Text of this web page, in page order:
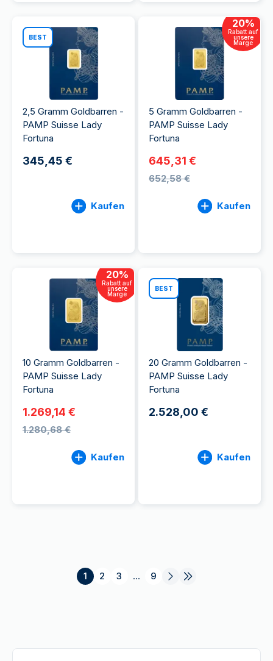
BEST
2,5 Gramm Goldbarren -
PAMP Suisse Lady
Fortuna
345,45 €
Kaufen
20%
Rabatt auf
unsere
Marge
5 Gramm Goldbarren -
PAMP Suisse Lady
Fortuna
645,31 €
652,58 €
Kaufen
20%
Rabatt auf
unsere
Marge
10 Gramm Goldbarren -
PAMP Suisse Lady
Fortuna
1.269,14 €
1.280,68 €
Kaufen
BEST
20 Gramm Goldbarren -
PAMP Suisse Lady
Fortuna
2.528,00 €
Kaufen
1 2 3 ... 9